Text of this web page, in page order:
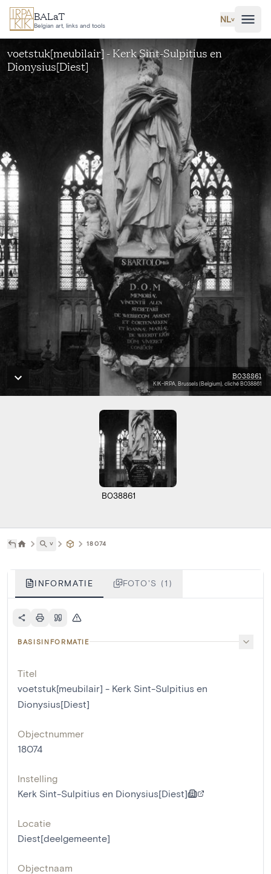
Ga naar hoofdinhoud
BALaT
Belgian art, links and tools
NL˅
voetstuk[meubilair] - Kerk Sint-Sulpitius en
Dionysius[Diest]
B038861
KIK-IRPA, Brussels (Belgium), cliché B038861
B038861
˅ 18074
INFORMATIE FOTO'S (1)
BASISINFORMATIE
Titel
voetstuk[meubilair] - Kerk Sint-Sulpitius en
Dionysius[Diest]
Objectnummer
18074
Instelling
Kerk Sint-Sulpitius en Dionysius[Diest]
Locatie
Diest[deelgemeente]
Objectnaam